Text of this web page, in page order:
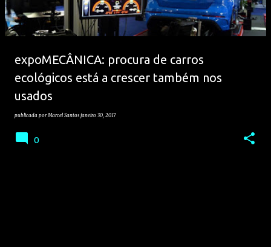
expoMECÂNICA: procura de carros
ecológicos está a crescer também nos
usados
publicada porMarcel Santos janeiro 30, 2017
0